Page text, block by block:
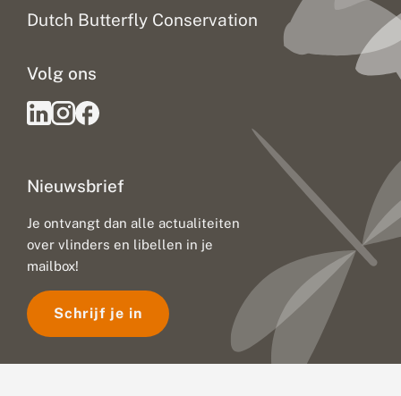
Dutch Butterfly Conservation
Nieuwsbrief
Je ontvangt dan alle actualiteiten
over vlinders en libellen in je
mailbox!
Schrijf je in
Volg ons